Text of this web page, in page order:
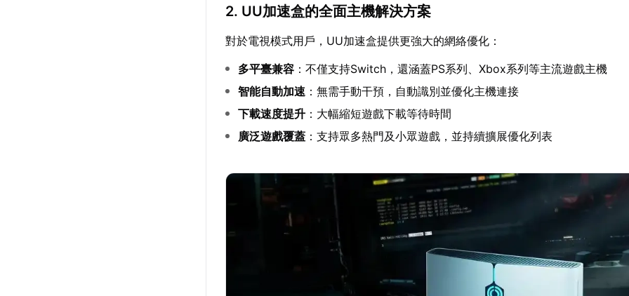
2. UU加速盒的全面主機解決方案
對於電視模式用戶，UU加速盒提供更強大的網絡優化：
多平臺兼容 ：不僅支持Switch，還涵蓋PS系列、Xbox系列等主流遊戲主機
智能自動加速 ：無需手動干預，自動識別並優化主機連接
下載速度提升 ：大幅縮短遊戲下載等待時間
廣泛遊戲覆蓋 ：支持眾多熱門及小眾遊戲，並持續擴展優化列表